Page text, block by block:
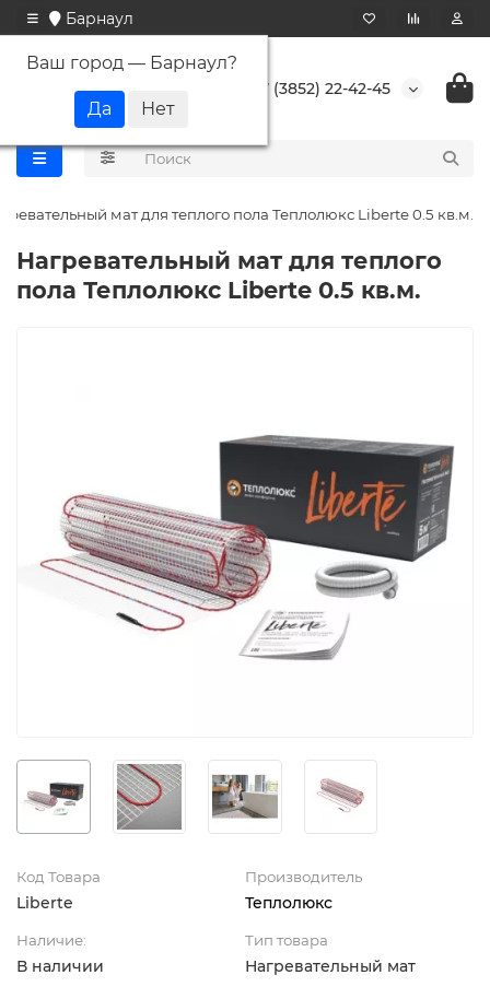
Барнаул
Ваш город — Барнаул?
+7 (3852) 22-42-45
мат для теплого пола Теплолюкс Liberte 0.5 кв.м.
Нагревательный мат для теплого
пола Теплолюкс Liberte 0.5 кв.м.
Код Товара
Liberte
Производитель
Теплолюкс
Наличие:
В наличии
Тип товара
Нагревательный мат